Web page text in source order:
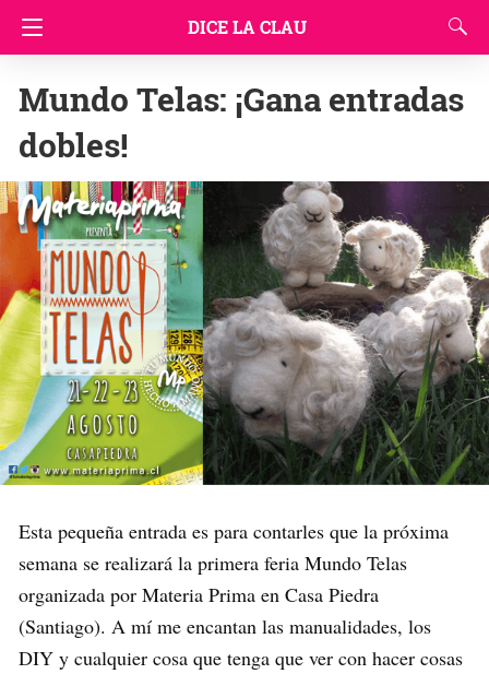
DICE LA CLAU
Mundo Telas: ¡Gana entradas
dobles!
Esta pequeña entrada es para contarles que la próxima
semana se realizará la primera feria Mundo Telas
organizada por Materia Prima en Casa Piedra
(Santiago). A mí me encantan las manualidades, los
DIY y cualquier cosa que tenga que ver con hacer cosas